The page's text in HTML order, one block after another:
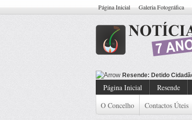
Página Inicial Galeria Fotográfica
Resende: Cas
Página Inicial Resende
O Concelho
Contactos Úteis